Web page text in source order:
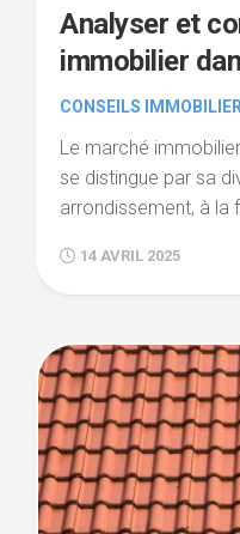
Analyser et
immobilier
CONSEILS IMMOBILIER
Le marché
se distingue par sa
arrondissement, à la
14 AVRIL 2025